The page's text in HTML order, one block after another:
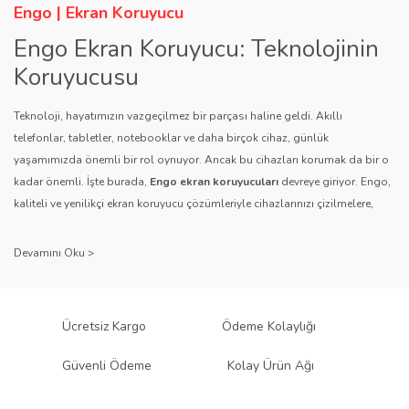
Engo | Ekran Koruyucu
Engo Ekran Koruyucu: Teknolojinin
Koruyucusu
Teknoloji, hayatımızın vazgeçilmez bir parçası haline geldi. Akıllı
telefonlar, tabletler, notebooklar ve daha birçok cihaz, günlük
yaşamımızda önemli bir rol oynuyor. Ancak bu cihazları korumak da bir o
kadar önemli. İşte burada, Engo ekran koruyucuları devreye giriyor. Engo,
kaliteli ve yenilikçi ekran koruyucu çözümleriyle cihazlarınızı çizilmelere,
sağlıyor.
Engo ekran koruyucuları
, uzun yıllara dayanan tecrübesi ve teknolojiye
ürününü titiz bir kalite kontrol sürecinden geçirir. Kullanıcı dostu tasarımı
Ücretsiz Kargo Ödeme Kolaylığı
Güvenli Ödeme Kolay Ürün Ağı